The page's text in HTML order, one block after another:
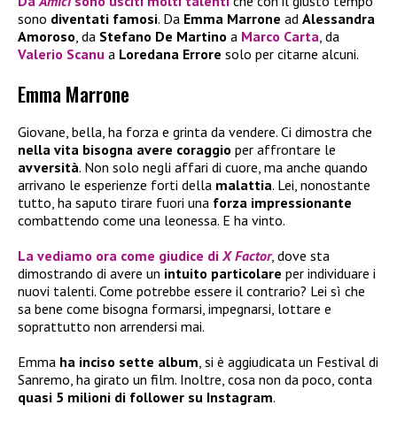
sono diventati famosi. Da Emma Marrone ad Alessandra
Amoroso , da Stefano De Martino a Marco Carta , da
Valerio Scanu a Loredana Errore solo per citarne alcuni.
Emma Marrone
Giovane, bella, ha forza e grinta da vendere. Ci dimostra che
nella vita bisogna avere coraggio per affrontare le
avversità. Non solo negli affari di cuore, ma anche quando
arrivano le esperienze forti della malattia. Lei, nonostante
tutto, ha saputo tirare fuori una forza impressionante
combattendo come una leonessa. E ha vinto.
La vediamo ora come giudice di X Factor, dove sta
dimostrando di avere un intuito particolare per individuare i
nuovi talenti. Come potrebbe essere il contrario? Lei sì che
sa bene come bisogna formarsi, impegnarsi, lottare e
soprattutto non arrendersi mai.
Emma ha inciso sette album, si è aggiudicata un Festival di
Sanremo, ha girato un film. Inoltre, cosa non da poco, conta
quasi 5 milioni di follower su Instagram.